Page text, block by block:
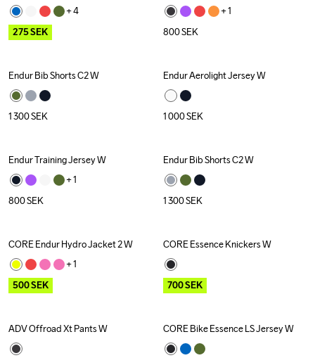
+ 4
275SEK
+ 1
800SEK
Endur Bib Shorts C2 W
1 300SEK
Endur Aerolight Jersey W
1 000SEK
Endur Training Jersey W
+ 1
800SEK
Endur Bib Shorts C2 W
1 300SEK
Outlet
CORE Endur Hydro Jacket 2 W
+ 1
500SEK
Outlet Recycled
CORE Essence Knickers W
700SEK
Outlet
ADV Offroad Xt Pants W Outlet
CORE Bike Essence LS Jersey W